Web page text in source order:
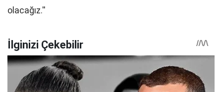
olacağız.''